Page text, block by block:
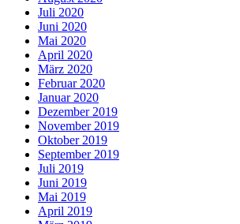
Juli 2020
Juni 2020
Mai 2020
April 2020
März 2020
Februar 2020
Januar 2020
Dezember 2019
November 2019
Oktober 2019
September 2019
Juli 2019
Juni 2019
Mai 2019
April 2019